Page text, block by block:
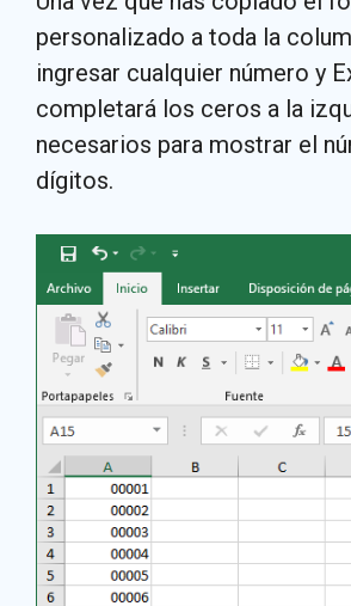
personalizado a toda la
ingresar cualquier número y
completará los ceros a la
necesarios para mostrar el
dígitos.